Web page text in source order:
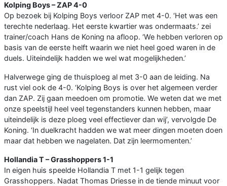
Kolping Boys – ZAP 4-0
Op bezoek bij Kolping Boys verloor ZAP met 4-0. ‘Het was een
terechte nederlaag. Het eerste kwartier was ondermaats.’ zei
trainer/coach Hans de Koning na afloop. ‘We hebben verloren op
basis van de eerste helft waarin we niet heel goed waren in de
duels. Uiteindelijk hadden we wel wat mogelijkheden.’
Halverwege ging de thuisploeg al met 3-0 aan de leiding. Na
rust viel ook de 4-0. ‘Kolping Boys is over het algemeen verder
dan ZAP. Zij gaan meedoen om promotie. We weten dat we met
onze speelstijl heel veel tegenstanders kunnen hebben, maar
uiteindelijk is deze ploeg veel effectiever dan wij’, vervolgde De
Koning. ‘In duelkracht hadden we wat meer dingen moeten doen
maar dat hebben we nagelaten. Dat zijn leermomenten.’
Hollandia T – Grasshoppers 1-1
In eigen huis speelde Hollandia T met 1-1 gelijk tegen
Grasshoppers. Nadat Thomas Driesse in de tiende minuut voor